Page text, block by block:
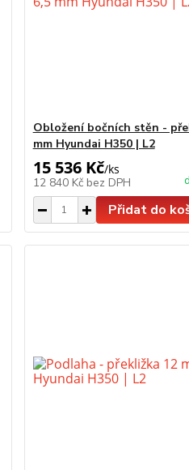
Obložení bočních stěn -
mm Hyundai H350 | L2
15 536 Kč/ks
12 840 Kč bez DPH
Přidat do